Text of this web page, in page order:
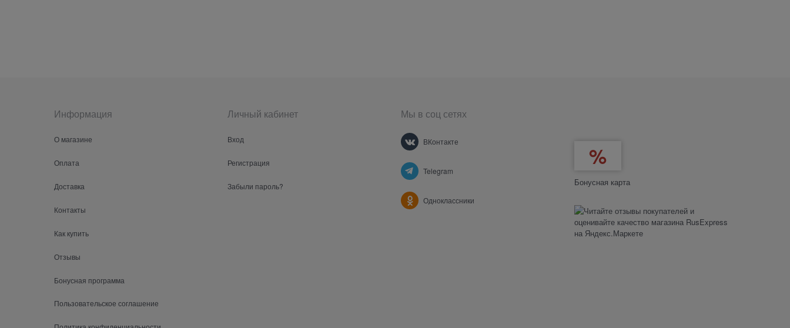
Информация
О магазине
Оплата
Доставка
Контакты
Как купить
Отзывы
Бонусная программа
Пользовательское соглашение
Личный кабинет
Вход
Регистрация
Забыли пароль?
Мы в соц сетях
ВКонтакте
Telegram
Одноклассники
Бонусная карта